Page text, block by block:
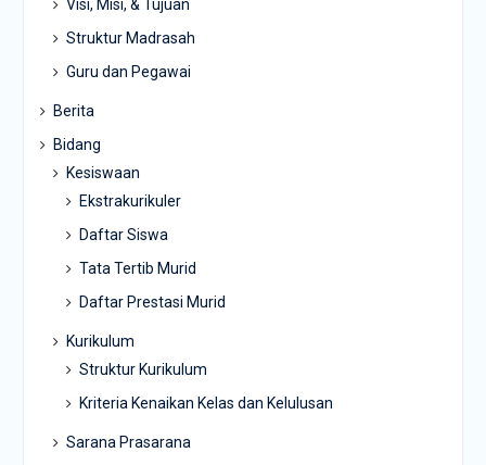
Visi, Misi, & Tujuan
Struktur Madrasah
Guru dan Pegawai
Berita
Bidang
Kesiswaan
Ekstrakurikuler
Daftar Siswa
Tata Tertib Murid
Daftar Prestasi Murid
Kurikulum
Struktur Kurikulum
Kriteria Kenaikan Kelas dan Kelulusan
Sarana Prasarana